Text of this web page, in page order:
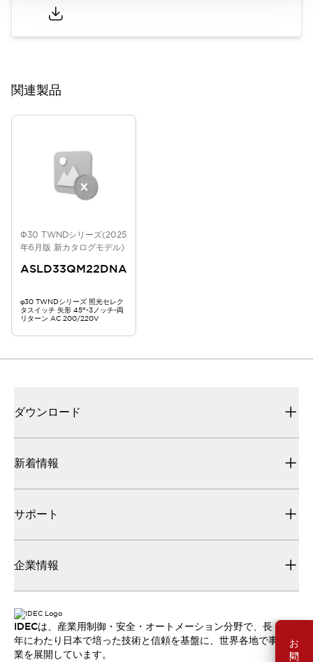
関連製品
Φ30 TWNDシリーズ(2025
年6月版 新カタログモデル)
ASLD33QM22DNA
φ30 TWNDシリーズ 照光セレク
タスイッチ 矢形 45°-3ノッチ-両
リターン AC 200/220V
ダウンロード
新着情報
サポート
企業情報
IDECは、産業用制御・安全・オートメーション分野で、長
年にわたり日本で培った技術と信頼を基盤に、世界各地で事
業を展開しています。